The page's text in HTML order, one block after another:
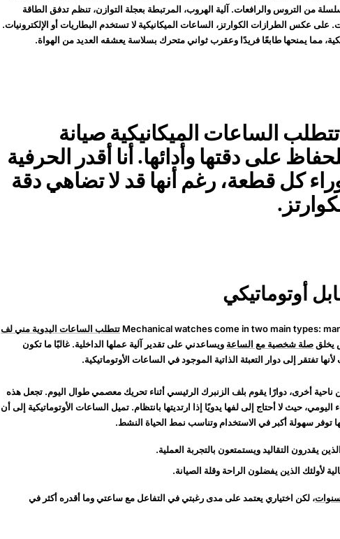
من التروس والرافعات. آلية الهروب، المرتبطة بعجلة التوازن، تنظم تدفق الطاقة
عكس الطرازات الكوارتز، الساعات الميكانيكية لا تستخدم البطاريات أو الإلكترونيات.
مما يمنحها طابعًا فريدًا وعقرب ثواني متحرك بسلاسة يعشقه العديد من الهواة.
الساعات الميكانيكية صيانة
على دقتها وأدائها. أنا أقدر الحرفية
وراء كل قطعة، رغم أنها قد لا تضاهي دقة
أوتوماتيكي
Mechanical watches come in two main types: تتطلب الساعات اليدوية مني لف
يخلق صلة شخصية مع الساعة ويساعدني على تقدير آلية عملها الداخلية. غالبًا ما تكون
تفتقر إلى دوار التعبئة الذاتية الموجود في الساعات الأوتوماتيكية.
ناحية أخرى، دوارًا يقوم بلف الزنبرك الرئيسي أثناء تحريك معصمي طوال اليوم. تجعل هذه
اليومي، حيث لا أحتاج إلى لفها يدويًا إذا ارتديتها بانتظام. تميل الساعات الأوتوماتيكية إلى أن
توفر سهولة أكبر في الاستخدام وتناسب نمط الحياة النشط.
يقدرون التقاليد ويستمتعون بالتجربة العملية.
لأولئك الذين يفضلون الراحة وقلة الصيانة.
، لكن اختياري يعتمد على مدى رغبتي في التفاعل مع ساعتي وما أقدره أكثر في